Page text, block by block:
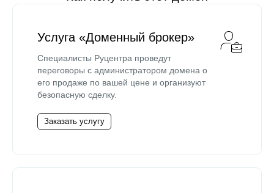
Услуга «Доменный брокер»
Специалисты Руцентра проведут
переговоры с администратором домена о
его продаже по вашей цене и организуют
безопасную сделку.
Заказать услугу